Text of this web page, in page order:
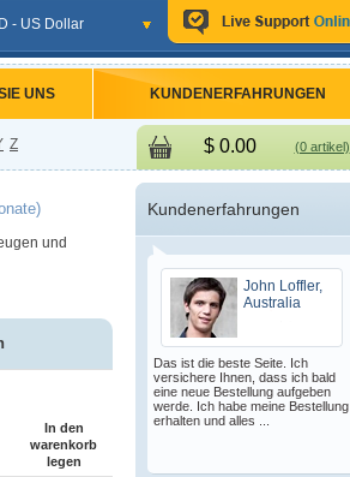
- US Dollar
UNS KUNDENERFAHRUNGEN
Z $ 0.00 (0 artikel)
und
In den
warenkorb
legen
Kundenerfahrungen
John Loffler,
Australia
Das ist die beste Seite. Ich
versichere Ihnen, dass ich bald
eine neue Bestellung aufgeben
werde. Ich habe meine Bestellung
erhalten und alles ...